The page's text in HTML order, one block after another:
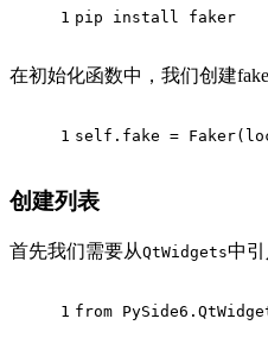
1 pip install faker
在初始化函数中，我们创建
1 self.fake =
创建列表
首先我们需要从QtWidgets中引
1 from